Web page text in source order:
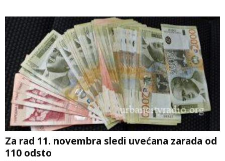
Za rad 11. novembra sledi uvećana zarada od
110 odsto